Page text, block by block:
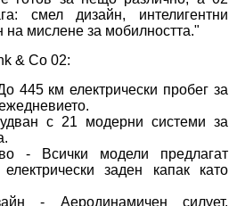
смел дизайн, интелигентни
на мислене за мобилността."
& Co 02:
445 км електрически пробег за
с 21 модерни системи за
- Всички модели предлагат
заден капак като
- Аеродинамичен силует,